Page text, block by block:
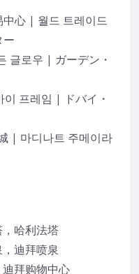
心 | 월드 트레이드
글로우 | ガーデン・
프레임 | ドバイ・
| 마디나트 주메이라
哈利法塔
迪拜喷泉
拜购物中心